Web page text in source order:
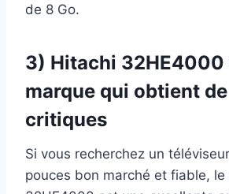
de 8 Go.
3) Hitachi 32HE4000
marque qui obtient
critiques
Si vous recherchez un
pouces bon marché et fiable, le